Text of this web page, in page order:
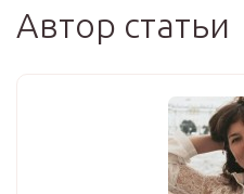
Автор статьи